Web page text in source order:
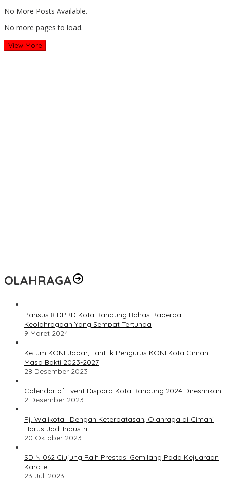
No More Posts Available.
No more pages to load.
View More
OLAHRAGA
Pansus 8 DPRD Kota Bandung Bahas Raperda
Keolahragaan Yang Sempat Tertunda
9 Maret 2024
Ketum KONI Jabar, Lanttik Pengurus KONI Kota Cimahi
Masa Bakti 2023-2027
28 Desember 2023
Calendar of Event Dispora Kota Bandung 2024 Diresmikan
2 Desember 2023
Pj. Walikota : Dengan Keterbatasan, Olahraga di Cimahi
Harus Jadi Industri
20 Oktober 2023
SD N 062 Ciujung Raih Prestasi Gemilang Pada Kejuaraan
Karate
23 Juli 2023